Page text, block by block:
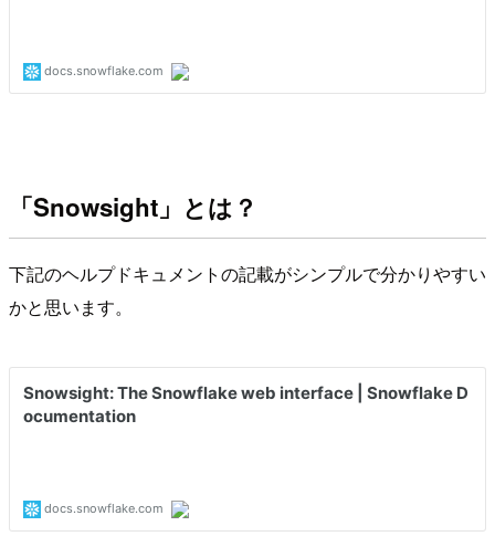
「Snowsight」とは？
下記のヘルプドキュメントの記載がシンプルで分かりやすい
かと思います。